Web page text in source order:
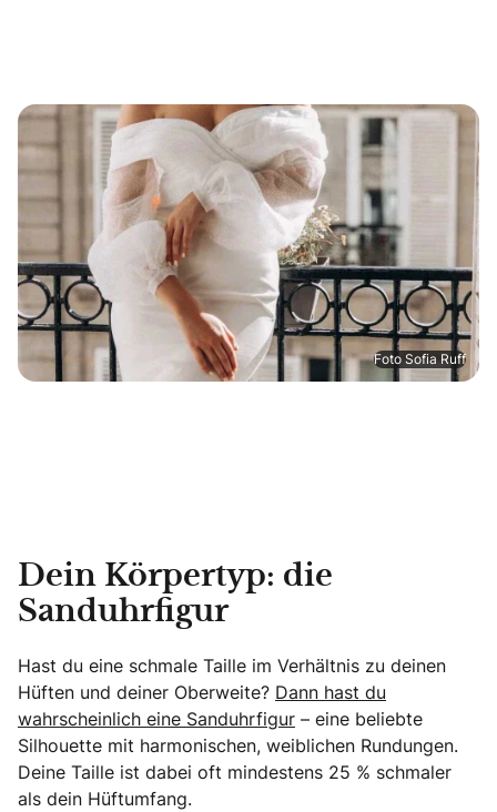
Foto Sofia Ruff
Dein Körpertyp: die
Sanduhrfigur
Hast du eine schmale Taille im Verhältnis zu deinen
Hüften und deiner Oberweite? Dann hast du
wahrscheinlich eine Sanduhrfigur – eine beliebte
Silhouette mit harmonischen, weiblichen Rundungen.
Deine Taille ist dabei oft mindestens 25 % schmaler
als dein Hüftumfang.